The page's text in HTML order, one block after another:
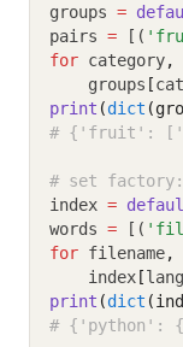
groups =
pairs = [(
for category,
    groups
[
print (dict
# {'fruit':
# set
index =
words = [(
for filename,
    index
[lang
print (dict
#